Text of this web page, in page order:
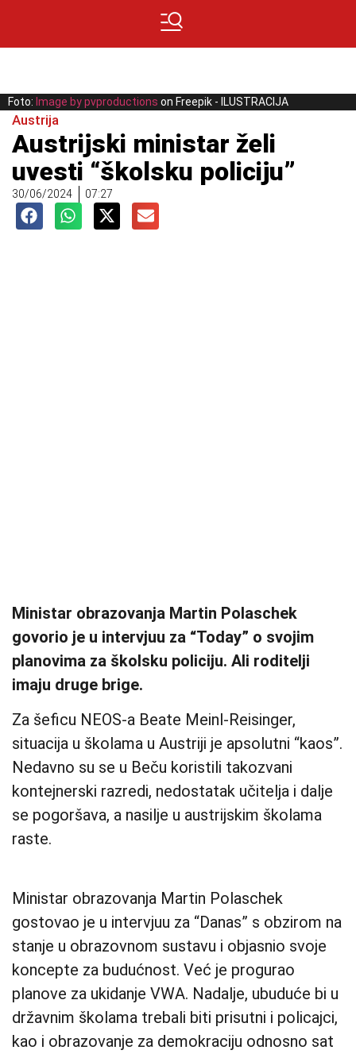
Foto: Image by pvproductions on Freepik - ILUSTRACIJA
Austrija
Austrijski ministar želi
uvesti “školsku policiju”
30/06/2024 07:27
Ministar obrazovanja Martin Polaschek
govorio je u intervjuu za “Today” o svojim
planovima za školsku policiju. Ali roditelji
imaju druge brige.
Za šeficu NEOS-a Beate Meinl-Reisinger,
situacija u školama u Austriji je apsolutni “kaos”.
Nedavno su se u Beču koristili takozvani
kontejnerski razredi, nedostatak učitelja i dalje
se pogoršava, a nasilje u austrijskim školama
raste.
Ministar obrazovanja Martin Polaschek
gostovao je u intervjuu za “Danas” s obzirom na
stanje u obrazovnom sustavu i objasnio svoje
koncepte za budućnost. Već je progurao
planove za ukidanje VWA. Nadalje, ubuduće bi u
državnim školama trebali biti prisutni i policajci,
kao i obrazovanje za demokraciju odnosno sat